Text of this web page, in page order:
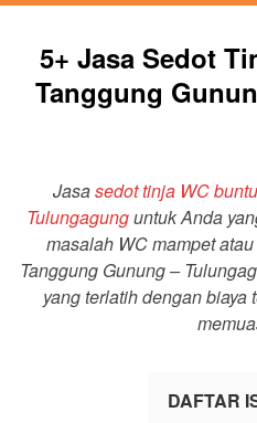
5+ Jasa Sedot
Tanggung
Jasasedot tinja WC
Tulungagunguntuk Anda
masalah WC mampet
Tanggung Gunung –
yang terlatih dengan
DAFTAR